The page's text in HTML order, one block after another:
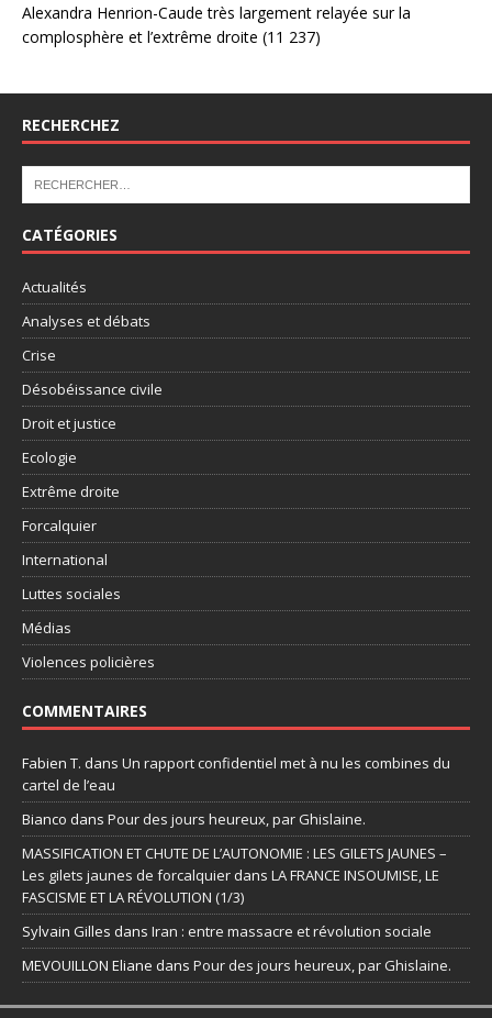
Alexandra Henrion-Caude très largement relayée sur la
complosphère et l’extrême droite (11 237)
RECHERCHEZ
CATÉGORIES
Actualités
Analyses et débats
Crise
Désobéissance civile
Droit et justice
Ecologie
Extrême droite
Forcalquier
International
Luttes sociales
Médias
Violences policières
COMMENTAIRES
Fabien T. dans Un rapport confidentiel met à nu les combines du
cartel de l’eau
Bianco dans Pour des jours heureux, par Ghislaine.
MASSIFICATION ET CHUTE DE L’AUTONOMIE : LES GILETS JAUNES –
Les gilets jaunes de forcalquier dans LA FRANCE INSOUMISE, LE
FASCISME ET LA RÉVOLUTION (1/3)
Sylvain Gilles dans Iran : entre massacre et révolution sociale
MEVOUILLON Eliane dans Pour des jours heureux, par Ghislaine.